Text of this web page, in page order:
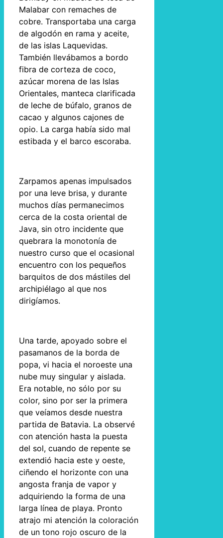
Malabar con remaches de
cobre. Transportaba una carga
de algodón en rama y aceite,
de las islas Laquevidas.
También llevábamos a bordo
fibra de corteza de coco,
azúcar morena de las Islas
Orientales, manteca clarificada
de leche de búfalo, granos de
cacao y algunos cajones de
opio. La carga había sido mal
estibada y el barco escoraba.
Zarpamos apenas impulsados
por una leve brisa, y durante
muchos días permanecimos
cerca de la costa oriental de
Java, sin otro incidente que
quebrara la monotonía de
nuestro curso que el ocasional
encuentro con los pequeños
barquitos de dos mástiles del
archipiélago al que nos
dirigíamos.
Una tarde, apoyado sobre el
pasamanos de la borda de
popa, vi hacia el noroeste una
nube muy singular y aislada.
Era notable, no sólo por su
color, sino por ser la primera
que veíamos desde nuestra
partida de Batavia. La observé
con atención hasta la puesta
del sol, cuando de repente se
extendió hacia este y oeste,
ciñendo el horizonte con una
angosta franja de vapor y
adquiriendo la forma de una
larga línea de playa. Pronto
atrajo mi atención la coloración
de un tono rojo oscuro de la